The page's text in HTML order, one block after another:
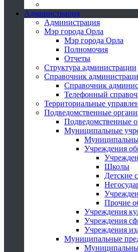
Администрация
Администрация
Мэр города Орла
Мэр города Орла
Полномочия
Отчеты
Структура администрации
Справочник
Справочник
Телефонный
Территориальные
Подведомственные
Подведомственные
Муниципальные
Учреждения
Школы
Детские
Прочие
Учреждения
Учреждения
Учреждения
Муниципальные